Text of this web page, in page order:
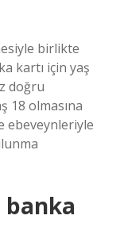
birlikte
kartı için yaş
doğru
18 olmasına
ebeveynleriyle